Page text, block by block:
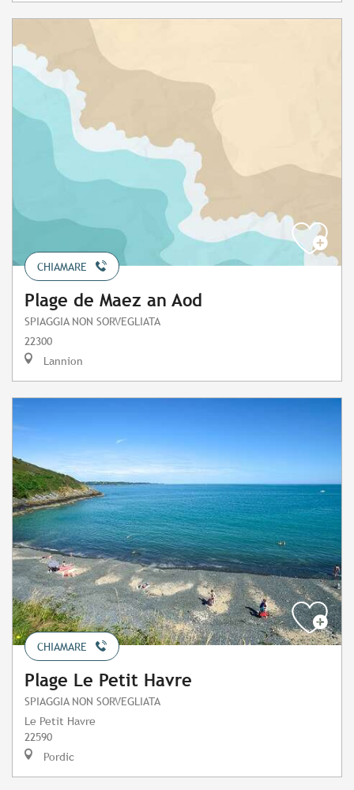
CHIAMARE
Plage de Maez an Aod
SPIAGGIA NON SORVEGLIATA
22300
Lannion
CHIAMARE
Plage Le Petit Havre
SPIAGGIA NON SORVEGLIATA
Le Petit Havre
22590
Pordic